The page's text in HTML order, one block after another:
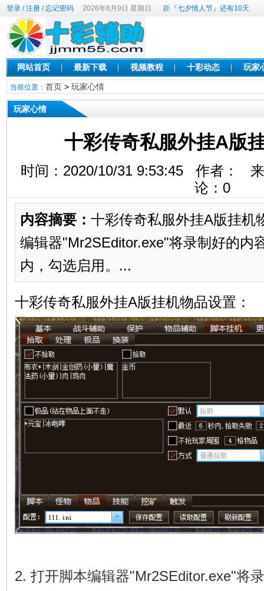
登录/注册/忘记密码 2026年8月9日 星期日 距『七夕情人节』还有10天
网站首页 最新下载 视频教程 十彩动态 玩家
当前位置： 首页> 玩家心情
玩家心情
十彩传奇私服外挂A版
时间：2020/10/31 9:53:45 作者：
论： 0
内容摘要： 十彩传奇私服外挂A版挂机
编辑器"Mr2SEditor.exe"将录制好的内
内，勾选启用。...
十彩传奇私服外挂A版挂机物品设置：
2. 打开脚本编辑器"Mr2SEditor.exe"将